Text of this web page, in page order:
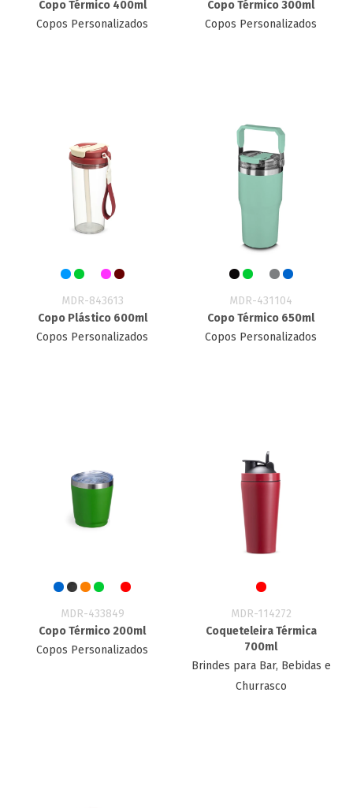
Copo Térmico 400ml
Copos Personalizados
Copo Térmico 300ml
Copos Personalizados
MDR-843613
Copo Plástico 600ml
Copos Personalizados
MDR-431104
Copo Térmico 650ml
Copos Personalizados
MDR-433849
Copo Térmico 200ml
Copos Personalizados
MDR-114272
Coqueteleira Térmica
700ml
Brindes para Bar, Bebidas e
Churrasco